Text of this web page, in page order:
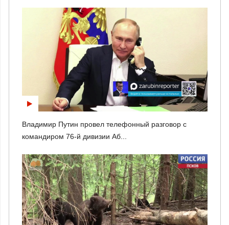
Владимир Путин провел телефонный разговор с
командиром 76-й дивизии Аб...